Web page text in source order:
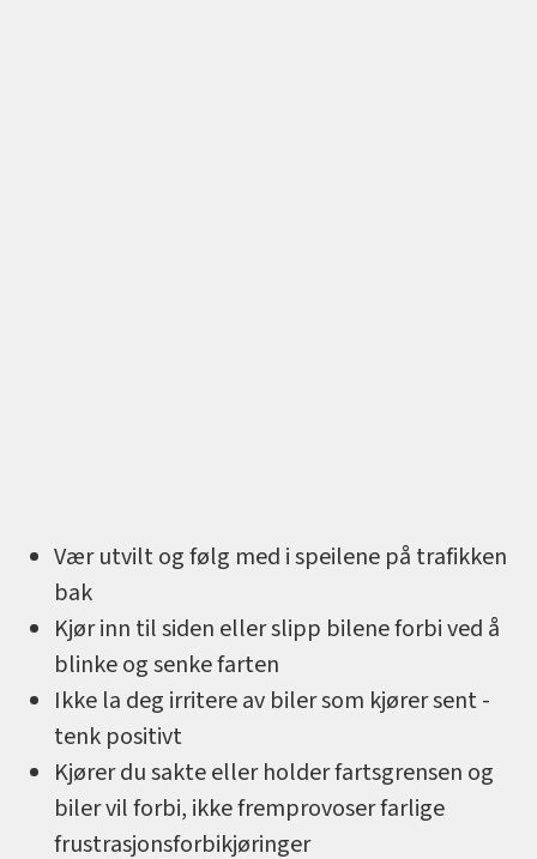
Vær utvilt og følg med i speilene på trafikken
bak
Kjør inn til siden eller slipp bilene forbi ved å
blinke og senke farten
Ikke la deg irritere av biler som kjører sent -
tenk positivt
Kjører du sakte eller holder fartsgrensen og
biler vil forbi, ikke fremprovoser farlige
frustrasjonsforbikjøringer